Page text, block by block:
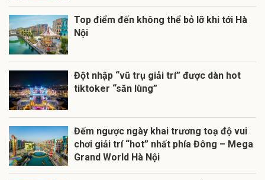
Top điểm đến không thể bỏ lỡ khi tới Hà
Nội
Đột nhập “vũ trụ giải trí” được dàn hot
tiktoker “săn lùng”
Đếm ngược ngày khai trương toạ độ vui
chơi giải trí “hot” nhất phía Đông – Mega
Grand World Hà Nội